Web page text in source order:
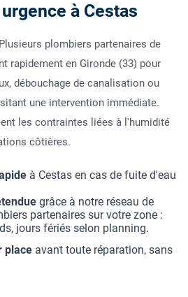
à Cestas
plombiers partenaires de
rapidement en Gironde (33) pour
débouchage de canalisation ou
une intervention immédiate.
les contraintes liées à l'humidité
côtières.
à Cestas en cas de fuite d'eau
grâce à notre réseau de
partenaires sur votre zone :
jours fériés selon planning.
place avant toute réparation, sans